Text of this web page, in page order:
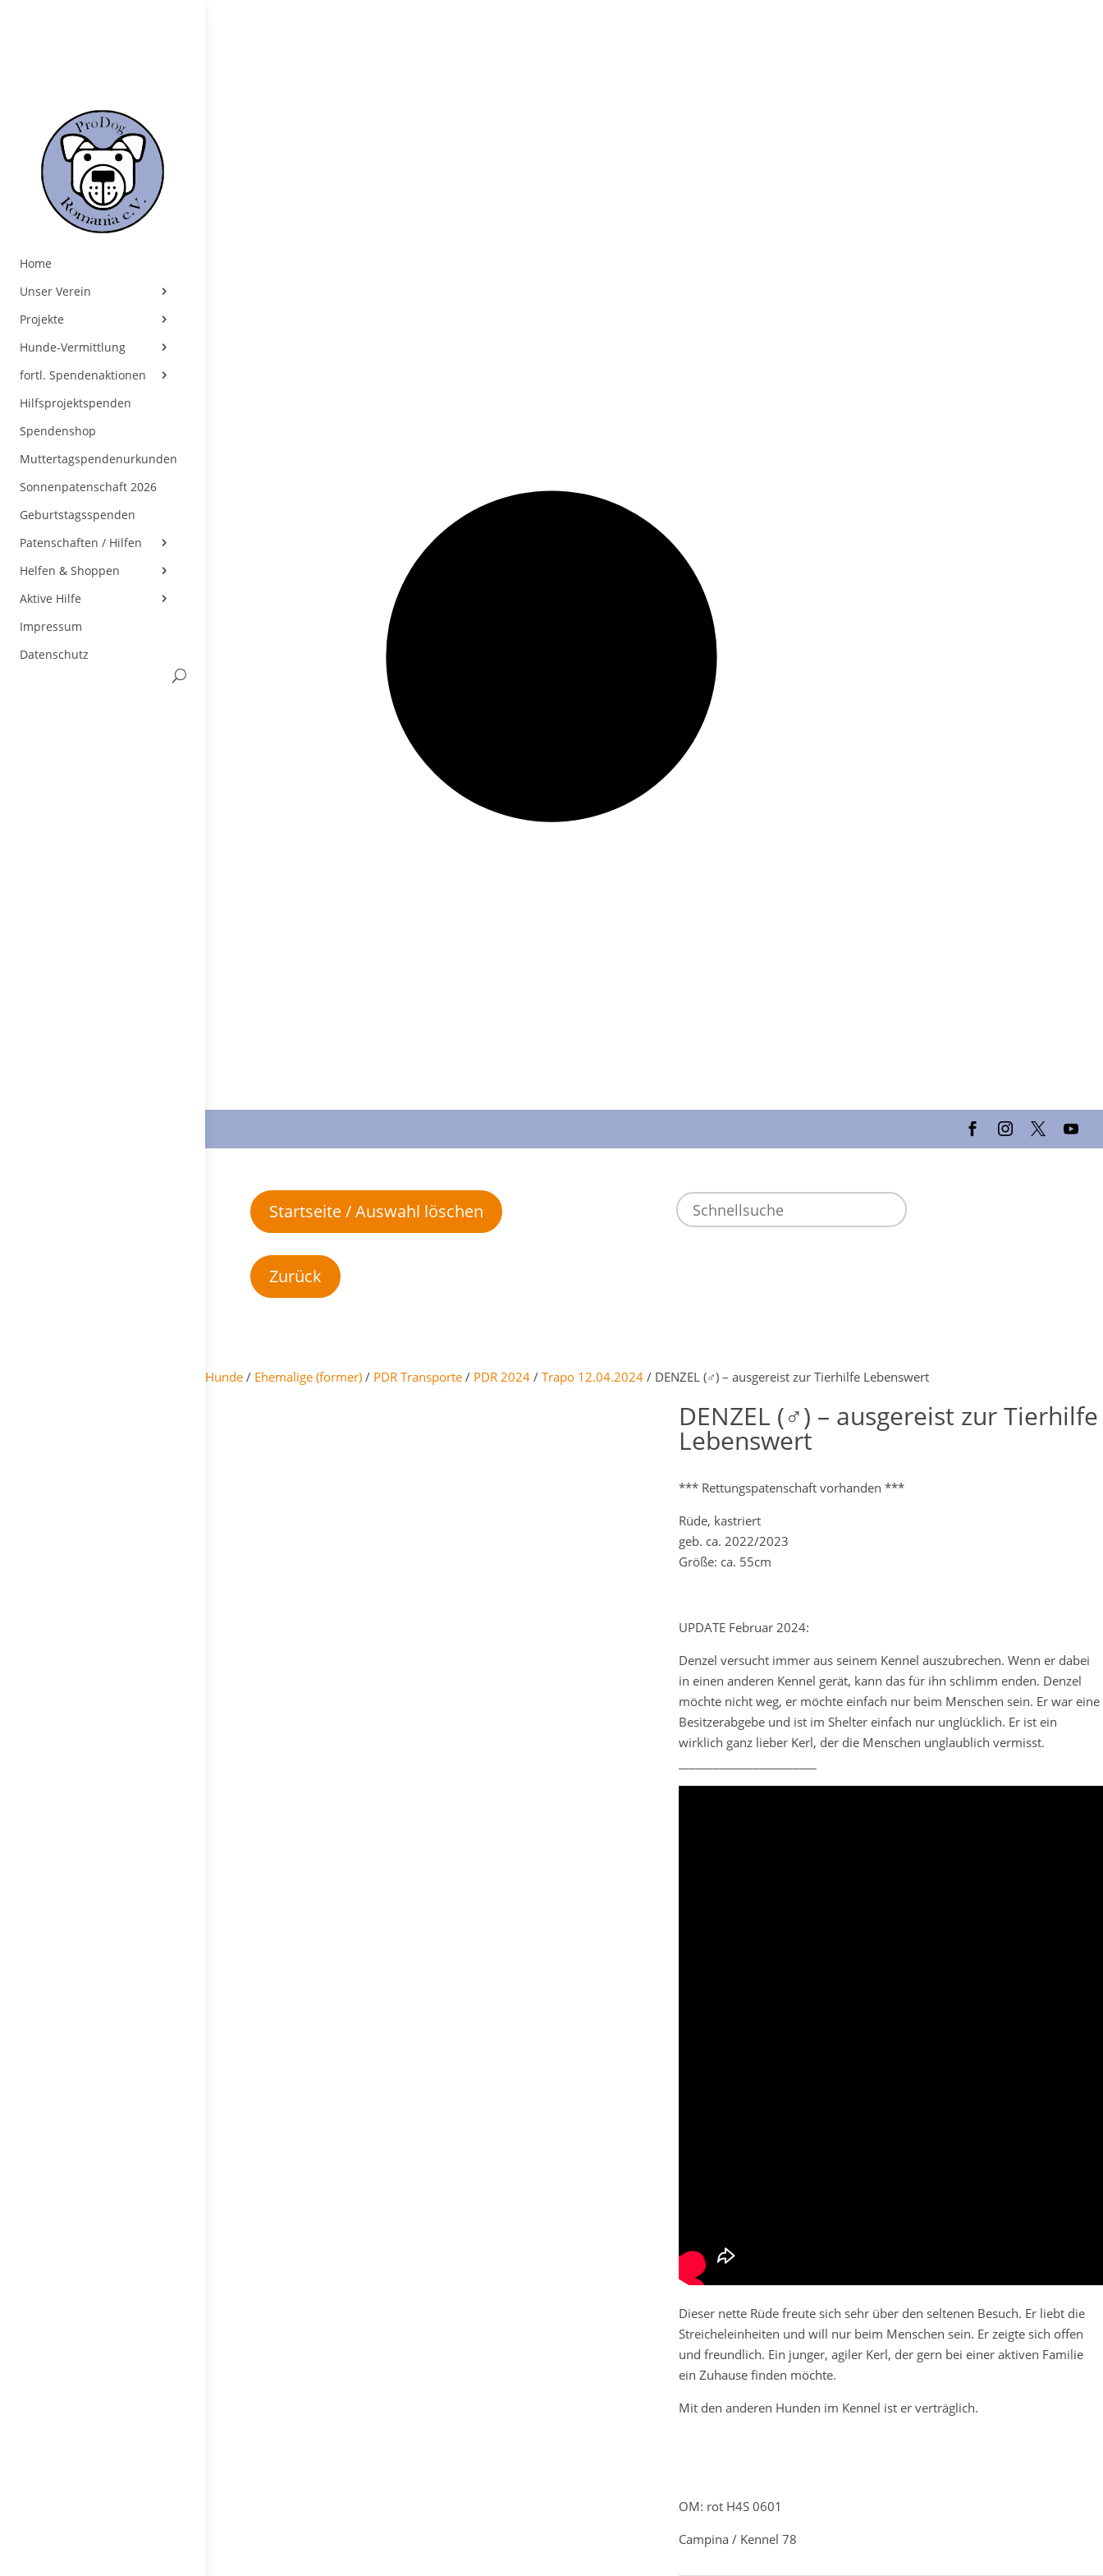
Startseite / Auswahl löschen
Home
Unser Verein
Projekte
Hunde-Vermittlung
fortl. Spendenaktionen
Hilfsprojektspenden
Spendenshop
Muttertagspendenurkunden
Sonnenpatenschaft 2026
Geburtstagsspenden
Patenschaften / Hilfen
Helfen & Shoppen
Aktive Hilfe
Impressum
Datenschutz
Hunde / Ehemalige (former) / PDR Transporte / PDR 2024 / Trapo 12.04.2024 / DENZEL (♂) – ausgereist zur Tierhilfe Lebenswert
DENZEL (♂) – ausgereist zur Tierhilfe
Lebenswert
*** Rettungspatenschaft vorhanden ***
Rüde, kastriert
geb. ca. 2022/2023
Größe: ca. 55cm
UPDATE Februar 2024:
Denzel versucht immer aus seinem Kennel auszubrechen. Wenn er dabei
in einen anderen Kennel gerät, kann das für ihn schlimm enden. Denzel
möchte nicht weg, er möchte einfach nur beim Menschen sein. Er war eine
Besitzerabgebe und ist im Shelter einfach nur unglücklich. Er ist ein
wirklich ganz lieber Kerl, der die Menschen unglaublich vermisst.
Dieser nette Rüde freute sich sehr über den seltenen Besuch. Er liebt die
Streicheleinheiten und will nur beim Menschen sein. Er zeigte sich offen
und freundlich. Ein junger, agiler Kerl, der gern bei einer aktiven Familie
ein Zuhause finden möchte.
Mit den anderen Hunden im Kennel ist er verträglich.
OM: rot H4S 0601
Campina / Kennel 78